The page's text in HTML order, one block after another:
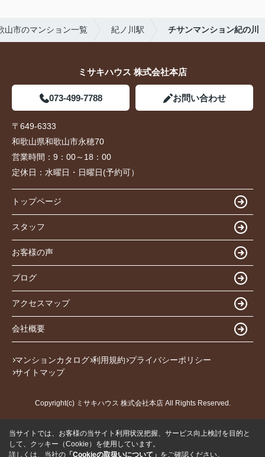
山市のマンション一覧 紀ノ川駅 チサンマンション紀の川
ミサキハウス 株式会社本店
073-499-7788 お問い合わせ
〒649-6333
和歌山県和歌山市永穂70
営業時間： 9：00～18：00
定休日： 水曜日・日曜日(予約可）
トップページ
スタッフ
お客様の声
ブログ
アクセスマップ
会社概要
マンションカタログ 利用規約 プライバシーポリシー
サイトマップ
Copyright(c) ミサキハウス 株式会社本店 All Rights Reserved.
当サイトでは、お客様の当サイト利用状況把握、サービス向上検討を目的と
して、クッキー（Cookie）を使用しています。
詳しくは、当社の 「Cookieの取扱いについて」 をご確認ください。